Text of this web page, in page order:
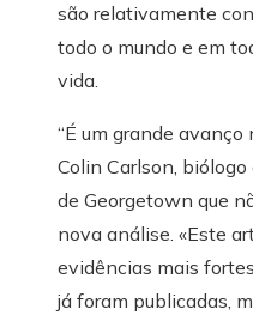
são relativamente
todo o mundo e em
vida.
“É um grande avanço
Colin Carlson,
de Georgetown que
nova análise. «Este
evidências mais
já foram publicadas,